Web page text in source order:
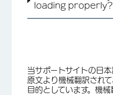
loading properly?
当サポートサイトの日
原文より機械翻訳され
目的としています。機